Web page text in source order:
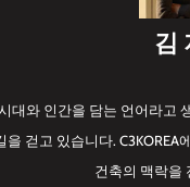
김
대와 인간을 담는 언어라고
걷고 있습니다.
건축의 맥락을